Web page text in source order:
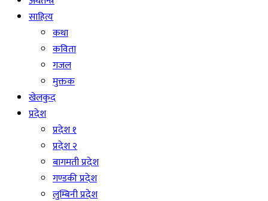
साहित्य
कथा
कविता
गजल
मुक्तक
खेलकुद
प्रदेश
प्रदेश १
प्रदेश २
बागमती प्रदेश
गण्डकी प्रदेश
लुम्बिनी प्रदेश